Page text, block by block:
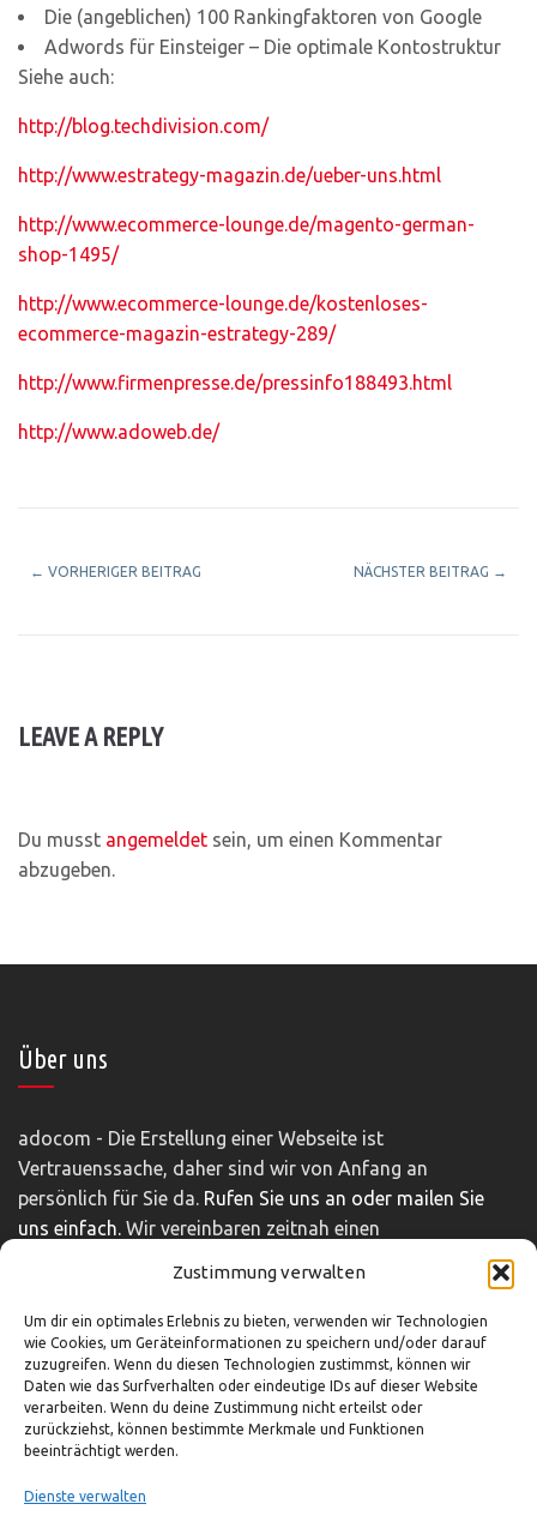
Zustimmung verwalten
Um dir ein optimales Erlebnis zu bieten, verwenden wir Technologien
wie Cookies, um Geräteinformationen zu speichern und/oder darauf
zuzugreifen. Wenn du diesen Technologien zustimmst, können wir
Daten wie das Surfverhalten oder eindeutige IDs auf dieser Website
verarbeiten. Wenn du deine Zustimmung nicht erteilst oder
zurückziehst, können bestimmte Merkmale und Funktionen
beeinträchtigt werden.
Dienste verwalten
Die (angeblichen) 100 Rankingfaktoren von Google
Adwords für Einsteiger – Die optimale Kontostruktur
Siehe auch:
http://blog.techdivision.com/
http://www.estrategy-magazin.de/ueber-uns.html
http://www.ecommerce-lounge.de/magento-german-
shop-1495/
http://www.ecommerce-lounge.de/kostenloses-
ecommerce-magazin-estrategy-289/
http://www.firmenpresse.de/pressinfo188493.html
http://www.adoweb.de/
← VORHERIGER BEITRAG NÄCHSTER BEITRAG →
LEAVE A REPLY
Du musst angemeldet sein, um einen Kommentar
abzugeben.
Über uns
adocom - Die Erstellung einer Webseite ist
Vertrauenssache, daher sind wir von Anfang an
persönlich für Sie da. Rufen Sie uns an oder mailen Sie
uns einfach. Wir vereinbaren zeitnah einen
Impressum|Disclaimer |Datenschutz
So können Sie uns erreichen